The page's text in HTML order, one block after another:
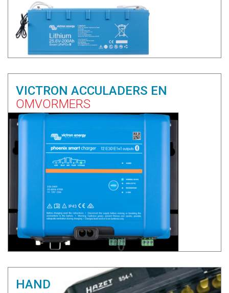
VICTRON ACCULADERS EN
OMVORMERS
HAND